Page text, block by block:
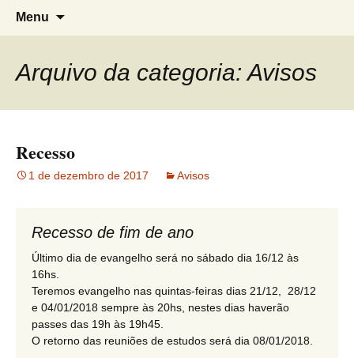
conteúdo
G.E.E. A Caminho da Luz
Grupo Espírita de Estudos A Caminho
da Luz
Menu
Arquivo da categoria: Avisos
Recesso
1 de dezembro de 2017 Avisos
Recesso de fim de ano
Último dia de evangelho será no sábado dia 16/12 às
16hs.
Teremos evangelho nas quintas-feiras dias 21/12, 28/12
e 04/01/2018 sempre às 20hs, nestes dias haverão
passes das 19h às 19h45.
O retorno das reuniões de estudos será dia 08/01/2018.